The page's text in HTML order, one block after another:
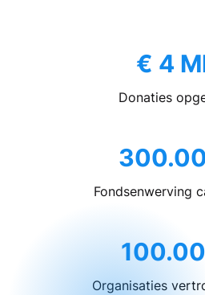
€ 4
Donaties
Fondsenwerving
Organisaties